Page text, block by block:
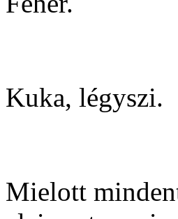
Kuka, légyszi.
Mielott